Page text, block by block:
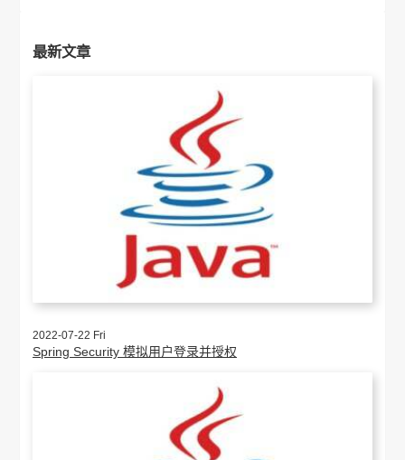
最新文章
2022-07-22 Fri
Spring Security 模拟用户登录并授权